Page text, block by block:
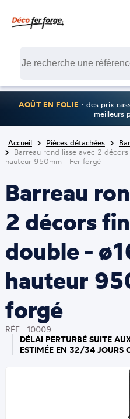
AOÛT EN FOLIE : des prix
meilleurs
Accueil Pièces détachées
Barreau rond lisse avec 2
hauteur 950mm - Fer forgé
Barreau
2 décors
double -
hauteur
forgé
RÉF : 10009
DÉLAI PERTURBÉ SUITE
ESTIMÉE EN 32/34 JOURS